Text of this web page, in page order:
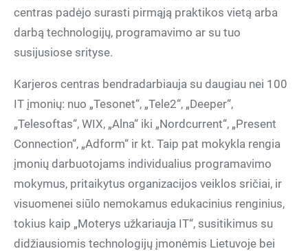
centras padėjo surasti pirmąją praktikos vietą arba
darbą technologijų, programavimo ar su tuo
susijusiose srityse.
Karjeros centras bendradarbiauja su daugiau nei 100
IT įmonių: nuo „Tesonet“, „Tele2“, „Deeper“,
„Telesoftas“, WIX, „Alna“ iki „Nordcurrent“, „Present
Connection“, „Adform“ ir kt. Taip pat mokykla rengia
įmonių darbuotojams individualius programavimo
mokymus, pritaikytus organizacijos veiklos sričiai, ir
visuomenei siūlo nemokamus edukacinius renginius,
tokius kaip „Moterys užkariauja IT“, susitikimus su
didžiausiomis technologijų įmonėmis Lietuvoje bei